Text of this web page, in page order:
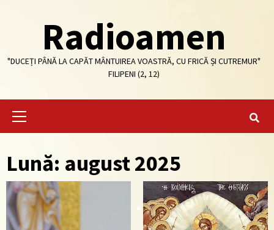
Radioamen
"DUCEȚI PÂNĂ LA CAPĂT MÂNTUIREA VOASTRĂ, CU FRICĂ ȘI CUTREMUR"
FILIPENI (2, 12)
Primary
Lună: august 2025